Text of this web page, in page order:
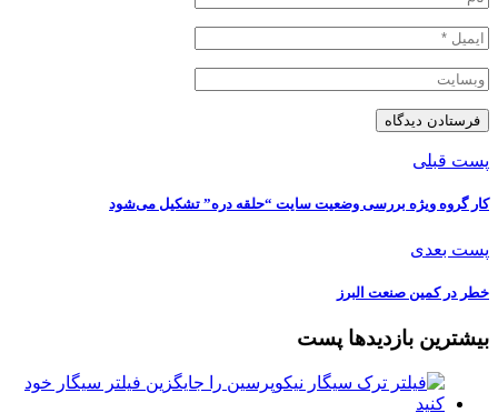
پست قبلی
️کار گروه ویژه بررسی وضعیت سایت “حلقه دره” تشکیل می‌شود
پست بعدی
خطر در کمین صنعت البرز
بیشترین بازدیدها پست